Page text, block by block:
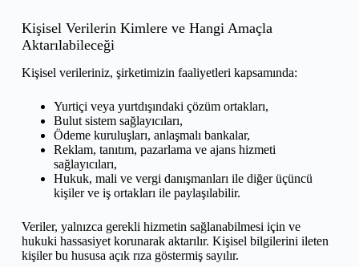
Kişisel Verilerin Kimlere ve Hangi Amaçla
Aktarılabileceği
Kişisel verileriniz, şirketimizin faaliyetleri kapsamında:
Yurtiçi veya yurtdışındaki çözüm ortakları,
Bulut sistem sağlayıcıları,
Ödeme kuruluşları, anlaşmalı bankalar,
Reklam, tanıtım, pazarlama ve ajans hizmeti
sağlayıcıları,
Hukuk, mali ve vergi danışmanları ile diğer üçüncü
kişiler ve iş ortakları ile paylaşılabilir.
Veriler, yalnızca gerekli hizmetin sağlanabilmesi için ve
hukuki hassasiyet korunarak aktarılır. Kişisel bilgilerini ileten
kişiler bu hususa açık rıza göstermiş sayılır.